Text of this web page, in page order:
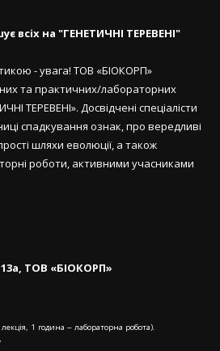
всіх на "ГЕНЕТИЧНІ ТЕРЕВЕНІ"
- увага! ТОВ «БІОКОРП»
та практичних/лабораторних
ТЕРЕВЕНІ». Досвідчені спеціалісти
спадкування ознак, про вередливі
шляхи еволюції, а також
роботи, активними учасниками
ТОВ «БІОКОРП»
1 година ‒ лабораторна робота).